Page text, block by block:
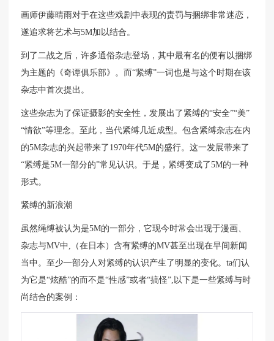
画师伊藤晴雨对于在这些戏剧中表现的责罚与捆绑非常迷恋，
遂追求将艺术与5M加以结合。
到了二战之后，许多通俗杂志登场，其中最有名的便有以捆绑
为主题的《奇谭俱乐部》。而“紧缚”一词也是与这个时期在该
杂志中首次提出。
这些杂志为了保证摄影的安全性，发展出了紧缚的“安全”“美”
“情欲”等理念。至此，当代紧缚几近成型。包含紧缚杂志在内
的5M杂志的兴起带来了1970年代5M的盛行。这一发展带来了
“紧缚是5M一部分的”常见认识。于是，紧缚变成了5M的一种
形式。
紧缚的新浪潮
虽然绳缚被认为是5M的一部分，它现今时常会出现于漫画、
杂志与MV中,（在日本）含有紧缚的MV甚至出现在早间新闻
当中。至少一部分人对紧缚的认识产生了明显的变化。ta们认
为它是“炫酷”的而不是“性感”或者“搞怪”,以下是一些紧缚与时
尚结合的案例：